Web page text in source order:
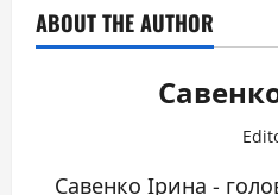
ABOUT THE AUTHOR
Савенко Ірина -